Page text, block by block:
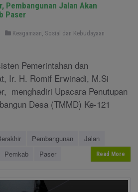
Pembangunan Jalan Akan
Paser
Keagamaan, Sosial dan Kebudayaan
Pemerintahan dan
Ir. H. Romif Erwinadi, M.Si
menghadiri Upacara Penutupan
Desa (TMMD) Ke-121
Pembangunan
Jalan
Pemkab Paser Read More